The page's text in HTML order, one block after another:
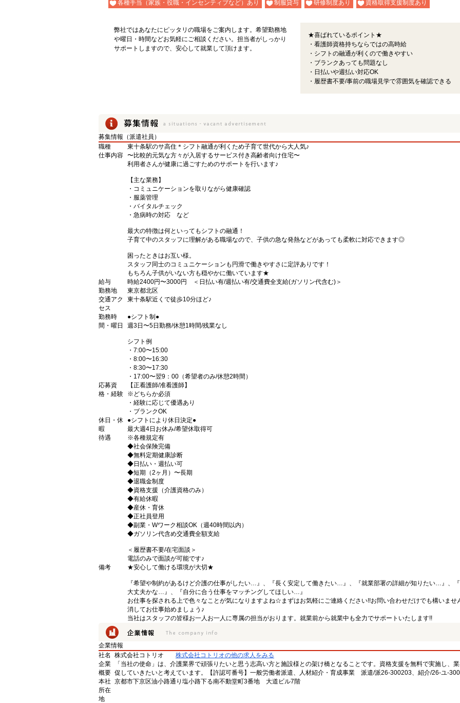
各種手当（家族・役職・インセンティブなど）あり
制服貸与 研修制度あり 資格取得支援制度あり
弊社ではあなたにピッタリの職場をご案内します。希望勤務地
や曜日・時間などお気軽にご相談ください。担当者がしっかり
サポートしますので、安心して就業して頂けます。
★喜ばれているポイント★
・看護師資格持ちならではの高時給
・シフトの融通が利くので働きやすい
・ブランクあっても問題なし
・日払いや週払い対応OK
・履歴書不要/事前の職場見学で雰囲気を確認できる
募集情報（派遣社員）
職種
東十条駅のサ高住＊シフト融通が利くため子育て世代から大人気♪
仕事内容 〜比較的元気な方々が入居するサービス付き高齢者向け住宅〜
利用者さんが健康に過ごすためのサポートを行います♪
【主な業務】
・コミュニケーションを取りながら健康確認
・服薬管理
・バイタルチェック
・急病時の対応 など
最大の特徴は何といってもシフトの融通！
子育て中のスタッフに理解がある職場なので、子供の急な発熱などがあっても柔軟に対応できます◎
困ったときはお互い様。
スタッフ同士のコミュニケーションも円滑で働きやすさに定評ありです！
もちろん子供がいない方も穏やかに働いています★
給与
時給2400円〜3000円 ＜日払い有/週払い有/交通費全支給(ガソリン代含む)＞
勤務地
東京都北区
交通アク
セス
東十条駅近くで徒歩10分ほど♪
勤務時
間・曜日
●シフト制●
週3日〜5日勤務/休憩1時間/残業なし
シフト例
・7:00〜15:00
・8:00〜16:30
・8:30〜17:30
・17:00〜翌9：00（希望者のみ/休憩2時間）
応募資
格・経験
【正看護師/准看護師】
※どちらか必須
・経験に応じて優遇あり
・ブランクOK
休日・休
暇
●シフトにより休日決定●
最大週4日お休み/希望休取得可
待遇
※各種規定有
◆社会保険完備
◆無料定期健康診断
◆日払い・週払い可
◆短期（2ヶ月）〜長期
◆退職金制度
◆資格支援（介護資格のみ）
◆有給休暇
◆産休・育休
◆正社員登用
◆副業・Wワーク相談OK（週40時間以内）
◆ガソリン代含め交通費全額支給
＜履歴書不要/在宅面談＞
電話のみで面談が可能です♪
備考
★安心して働ける環境が大切★
『希望や制約があるけど介護の仕事がしたい…』、『長く安定して働きたい…』、『就業部署の詳細が知りたい…』、
大丈夫かな…』、『自分に合う仕事をマッチングしてほしい…』
お仕事を探される上で色々なことが気になりますよね☆まずはお気軽にご連絡ください!!お問い合わせだけでも構いませ
消してお仕事始めましょう♪
当社はスタッフの皆様お一人お一人に専属の担当がおります。就業前から就業中も全力でサポートいたします!!
企業情報
社名
株式会社コトリオ
株式会社コトリオの他の求人をみる
企業
概要
「当社の使命」は、介護業界で頑張りたいと思う志高い方と施設様との架け橋となることです。資格支援を無料で実施し、
促していきたいと考えています。【許認可番号】一般労働者派遣、人材紹介・育成事業 派遣/派26-300203、紹介/26-ユ-
本社
所在
地
京都市下京区油小路通り塩小路下る南不動堂町3番地 大道ビル7階